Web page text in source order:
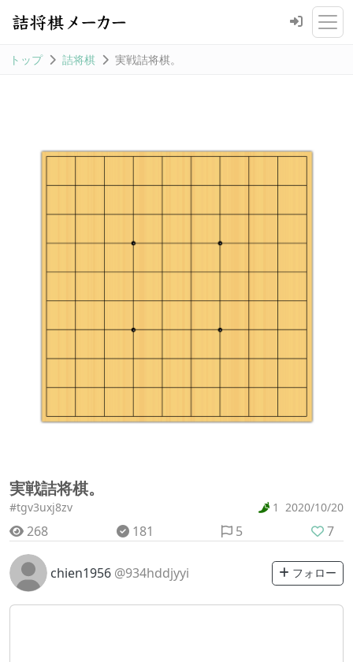
トップ 詰将棋 実戦詰将棋。
実戦詰将棋。
#tgv3uxj8zv 1 2020/10/20
268 181 5 7
chien1956 @934hddjyyi フォロー